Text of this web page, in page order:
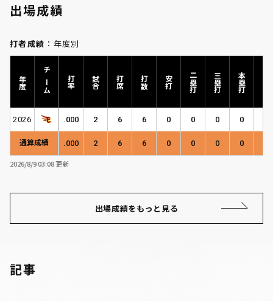
出場成績
打者成績 ：年度別
年度 チーム 打率 試合 打席 打数 安打 二塁打 三塁打 本塁打
2026 .000 2 6 6 0 0 0 0
通算成績 .000 2 6 6 0 0 0 0
2026/8/9 03:08 更新
出場成績をもっと見る
記事